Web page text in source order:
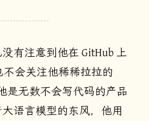
有注意到他在 GitHub 上
会关注他稀稀拉拉的
是无数不会写代码的产品
语言模型的东风，他用